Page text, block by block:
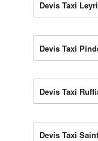
Devis Taxi
Devis Taxi
Devis Taxi
Devis Taxi